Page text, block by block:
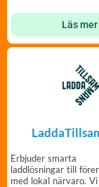
Läs mer
Erbjuder smarta
laddlösningar till
med lokal närvaro. Vi